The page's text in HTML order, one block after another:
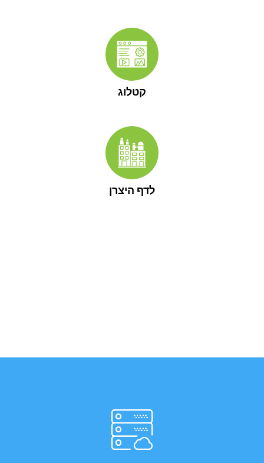
קטלוג
לדף היצרן